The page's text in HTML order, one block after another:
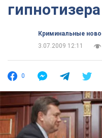
гипнотизера
Криминальные
3.07.2009 12:11
0